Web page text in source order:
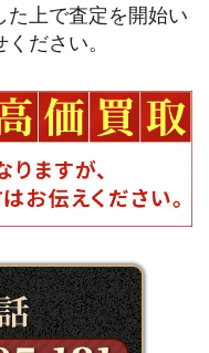
た上で査定を開始い
ださい。